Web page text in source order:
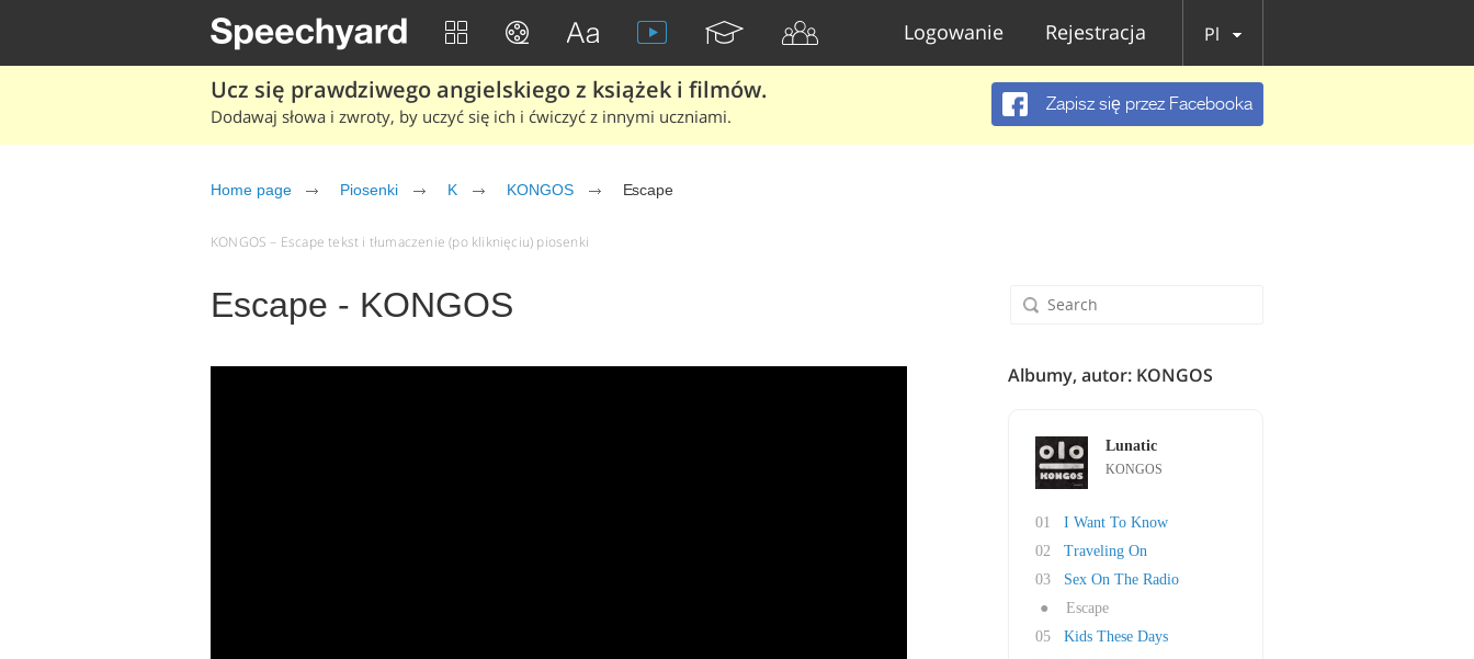
Logowanie Rejestracja Pl
Ucz się prawdziwego angielskiego z książek i filmów.
Dodawaj słowa i zwroty, by uczyć się ich i ćwiczyć z innymi uczniami.
Zapisz się przez Facebooka
Home page Piosenki K KONGOS Escape
KONGOS – Escape tekst i tłumaczenie (po kliknięciu) piosenki
Escape - KONGOS
Albumy, autor: KONGOS
Lunatic
KONGOS
01
I Want To Know
02
Traveling On
03
Sex On The Radio
●
Escape
05
Kids These Days